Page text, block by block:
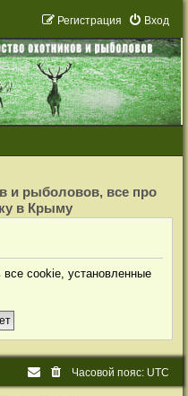
Вход
Регистрация
и рыболовов, все про
в Крыму
cookie, установленные
Часовой пояс: UTC